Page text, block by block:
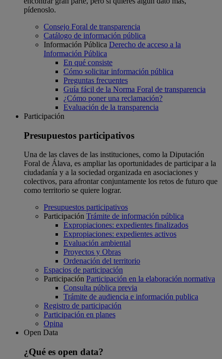
pídenoslo.
Consejo Foral de transparencia
Catálogo de información pública
Información Pública Derecho de acceso a la
Información Pública
En qué consiste
Cómo solicitar información pública
Preguntas frecuentes
Guía fácil de la Norma Foral de transparencia
¿Cómo poner una reclamación?
Evaluación de la transparencia
Participación
Presupuestos participativos
Una de las claves de las instituciones, como la Diputación
Foral de Álava, es ampliar las oportunidades de participar a la
ciudadanía y a la sociedad organizada en asociaciones y
colectivos, para afrontar conjuntamente los retos de futuro que
como territorio se quiere lograr.
Presupuestos participativos
Participación Trámite de información pública
Expropiaciones: expedientes finalizados
Expropiaciones: expedientes activos
Evaluación ambiental
Proyectos y Obras
Ordenación del territorio
Espacios de participación
Participación Participación en la elaboración normativa
Consulta pública previa
Trámite de audiencia e información publica
Registro de participación
Participación en planes
Opina
Open Data
¿Qué es open data?